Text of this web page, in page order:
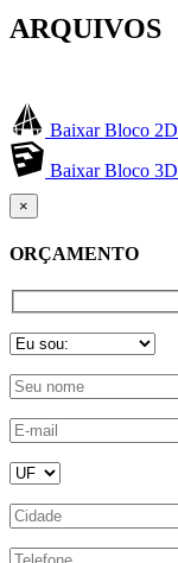
ARQUIVOS
Baixar Bloco 2D
Baixar Bloco 3D
×
ORÇAMENTO